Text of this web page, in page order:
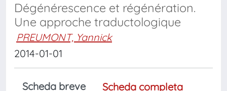
Dégénérescence et régénération.
Une approche traductologique
PREUMONT, Yannick
2014-01-01
Scheda breve
Scheda completa